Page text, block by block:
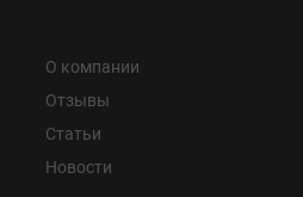
О компании
Отзывы
Статьи
Новости